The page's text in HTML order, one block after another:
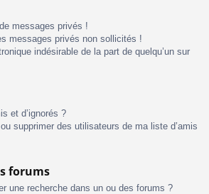
messages privés !
messages privés non sollicités !
indésirable de la part de quelqu’un sur
et d’ignorés ?
supprimer des utilisateurs de ma liste d’amis
forums
une recherche dans un ou des forums ?